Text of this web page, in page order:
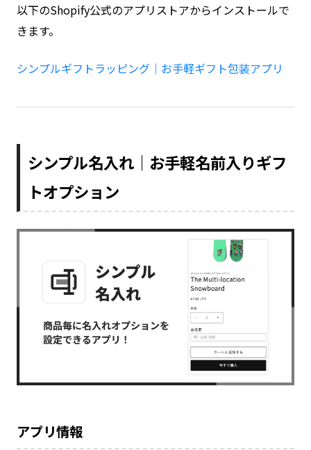
以下のShopify公式のアプリストアからインストールで
きます。
シンプルギフトラッピング｜お手軽ギフト包装アプリ
シンプル名入れ｜お手軽名前入りギフ
トオプション
アプリ情報